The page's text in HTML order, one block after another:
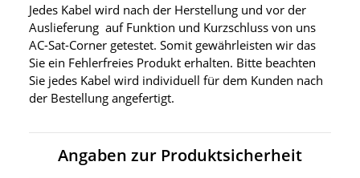
Jedes Kabel wird nach der Herstellung und vor der
Auslieferung auf Funktion und Kurzschluss von uns
AC-Sat-Corner getestet. Somit gewährleisten wir das
Sie ein Fehlerfreies Produkt erhalten. Bitte beachten
Sie jedes Kabel wird individuell für dem Kunden nach
der Bestellung angefertigt.
Angaben zur Produktsicherheit